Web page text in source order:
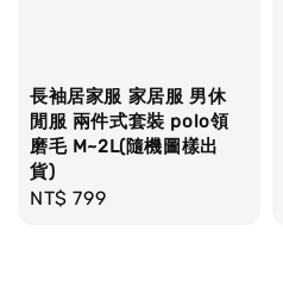
長袖居家服 家居服 男休
閒服 兩件式套裝 polo領
磨毛 M~2L(隨機圖樣出
貨)
Regular
NT$ 799